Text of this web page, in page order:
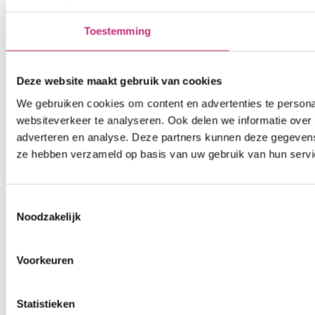
Toestemming
Deze website maakt gebruik van cookies
We gebruiken cookies om content en advertenties te
websiteverkeer te analyseren. Ook delen we informatie
adverteren en analyse. Deze partners kunnen deze
ze hebben verzameld op basis van uw gebruik van hun
Noodzakelijk
Voorkeuren
Statistieken